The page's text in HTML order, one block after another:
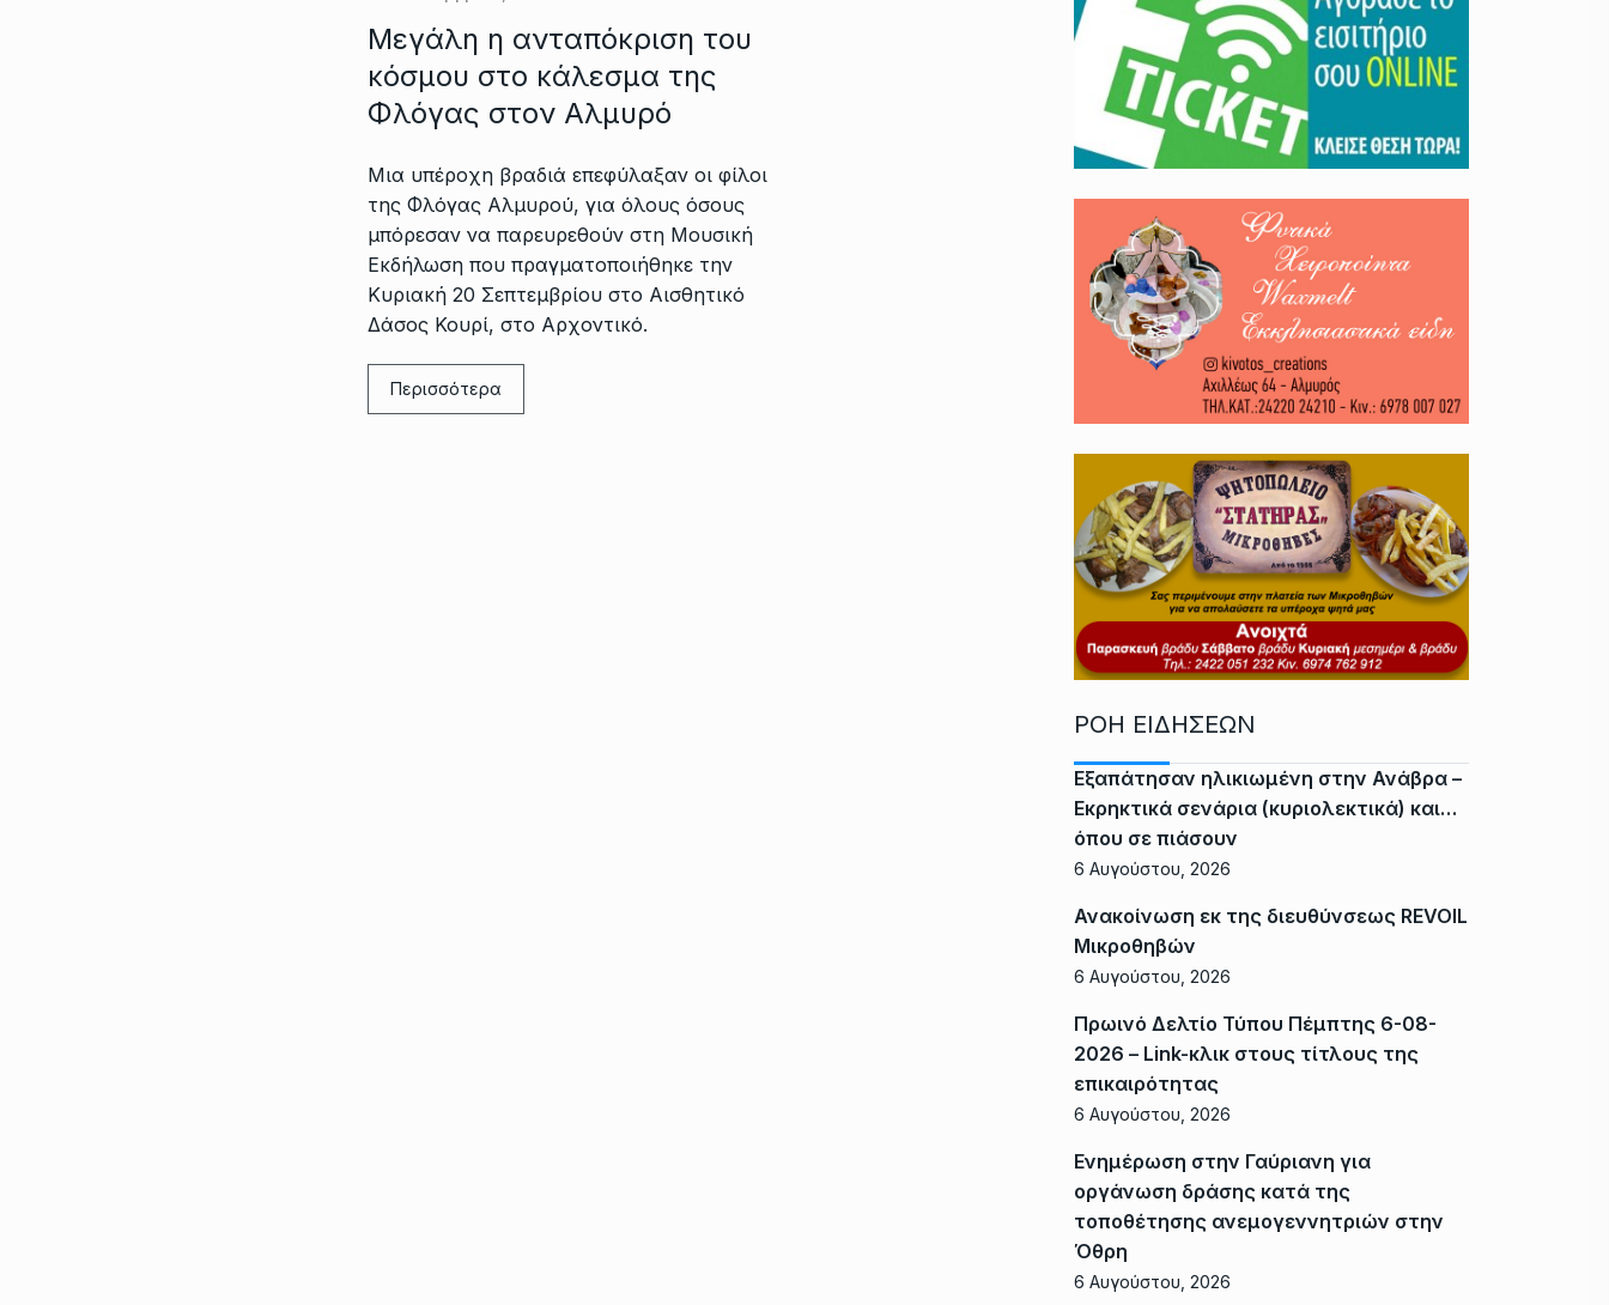
Μεγάλη η ανταπόκριση του
κόσμου στο κάλεσμα της
Φλόγας στον Αλμυρό
Μια υπέροχη βραδιά επεφύλαξαν οι φίλοι
της Φλόγας Αλμυρού, για όλους όσους
μπόρεσαν να παρευρεθούν στη Μουσική
Εκδήλωση που πραγματοποιήθηκε την
Κυριακή 20 Σεπτεμβρίου στο Αισθητικό
Δάσος Κουρί, στο Αρχοντικό.
Περισσότερα
ΡΟΗ ΕΙΔΗΣΕΩΝ
Εξαπάτησαν ηλικιωμένη στην Ανάβρα –
Εκρηκτικά σενάρια (κυριολεκτικά) και…
όπου σε πιάσουν
6 Αυγούστου, 2026
Ανακοίνωση εκ της διευθύνσεως REVOIL
Μικροθηβών
6 Αυγούστου, 2026
Πρωινό Δελτίο Τύπου Πέμπτης 6-08-
2026 – Link-κλικ στους τίτλους της
επικαιρότητας
6 Αυγούστου, 2026
Ενημέρωση στην Γαύριανη για
οργάνωση δράσης κατά της
τοποθέτησης ανεμογεννητριών στην
Όθρη
6 Αυγούστου, 2026